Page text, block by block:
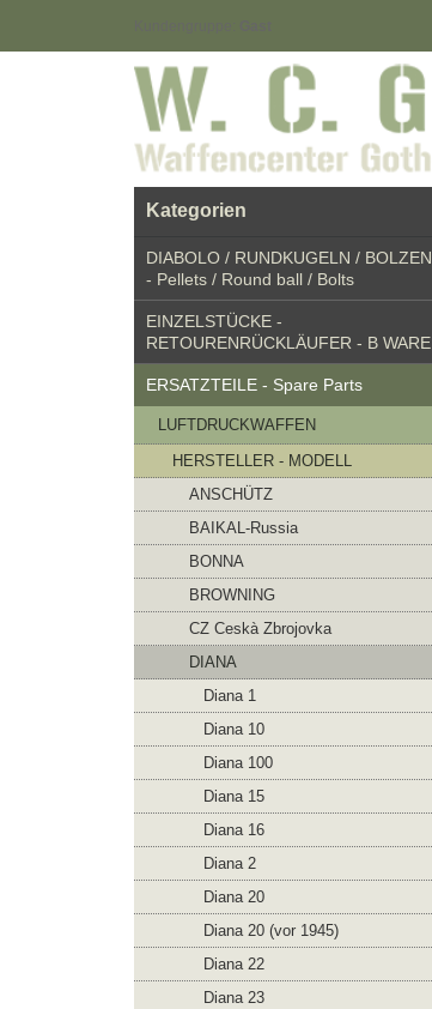
Kategorien
DIABOLO / RUNDKUGELN / BOLZEN
- Pellets / Round ball / Bolts
EINZELSTÜCKE -
RETOURENRÜCKLÄUFER - B WARE
ERSATZTEILE - Spare Parts
LUFTDRUCKWAFFEN
HERSTELLER - MODELL
ANSCHÜTZ
BAIKAL-Russia
BONNA
BROWNING
CZ Ceskà Zbrojovka
DIANA
Diana 1
Diana 10
Diana 100
Diana 15
Diana 16
Diana 2
Diana 20
Diana 20 (vor 1945)
Diana 22
Diana 23